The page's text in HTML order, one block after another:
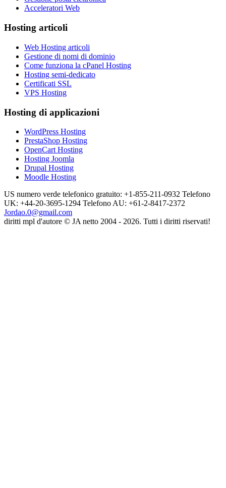
Acceleratori Web
Hosting articoli
Web Hosting articoli
Gestione di nomi di dominio
Come funziona la cPanel Hosting
Hosting semi-dedicato
Certificati SSL
VPS Hosting
Hosting di applicazioni
WordPress Hosting
PrestaShop Hosting
OpenCart Hosting
Hosting Joomla
Drupal Hosting
Moodle Hosting
US numero verde telefonico gratuito: +1-855-211-0932 Telefono
UK: +44-20-3695-1294 Telefono AU: +61-2-8417-2372
Jordao.0@gmail.com
diritti mpl d'autore © JA netto 2004 - 2026. Tutti i diritti riservati!